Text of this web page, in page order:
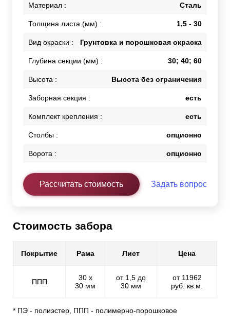
Материал : Сталь
Толщина листа (мм) : 1,5 - 30
Вид окраски : Грунтовка и порошковая окраска
Глубина секции (мм) : 30; 40; 60
Высота : Высота без ограничения
Заборная секция : есть
Комплект крепления : есть
Столбы : опционно
Ворота : опционно
Рассчитать стоимость Задать вопрос
Стоимость забора
Покрытие Рама Лист Цена
ППП
30 х
30 мм
от 1,5 до
30 мм
от 11962
руб. кв.м.
* ПЭ - полиэстер, ППП - полимерно-порошковое